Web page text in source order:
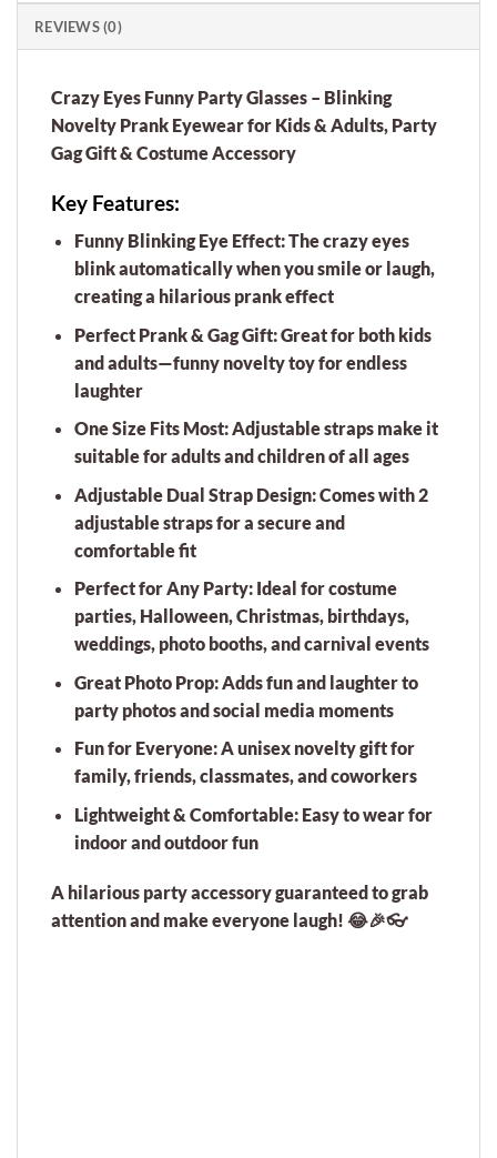
REVIEWS (0)
Crazy Eyes Funny Party Glasses – Blinking
Novelty Prank Eyewear for Kids & Adults, Party
Gag Gift & Costume Accessory
Key Features:
Funny Blinking Eye Effect:The crazy eyes
blink automatically when you smile or laugh,
creating a hilarious prank effect
Perfect Prank & Gag Gift:Great for both kids
and adults—funny novelty toy for endless
laughter
One Size Fits Most:Adjustable straps make it
suitable for adults and children of all ages
Adjustable Dual Strap Design:Comes with 2
adjustable straps for a secure and
comfortable fit
Perfect for Any Party:Ideal for costume
parties, Halloween, Christmas, birthdays,
weddings, photo booths, and carnival events
Great Photo Prop:Adds fun and laughter to
party photos and social media moments
Fun for Everyone:A unisex novelty gift for
family, friends, classmates, and coworkers
Lightweight & Comfortable:Easy to wear for
indoor and outdoor fun
A hilarious party accessory guaranteed to grab
attention and make everyone laugh! 😂🎉👓